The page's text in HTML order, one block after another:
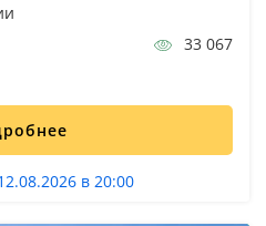
33 067
в 20:00